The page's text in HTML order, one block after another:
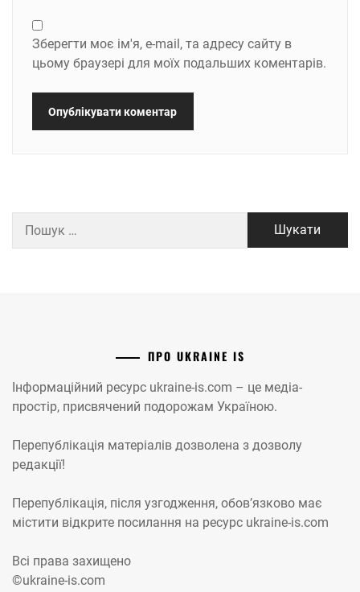
Зберегти моє ім'я, e-mail, та адресу сайту в
цьому браузері для моїх подальших коментарів.
ПРО UKRAINE IS
Інформаційний ресурс ukraine-is.com – це медіа-
простір, присвячений подорожам Україною.
Перепублікація матеріалів дозволена з дозволу
редакції!
Перепублікація, після узгодження, обов’язково має
містити відкрите посилання на ресурс ukraine-is.com
Всі права захищено
©ukraine-is.com